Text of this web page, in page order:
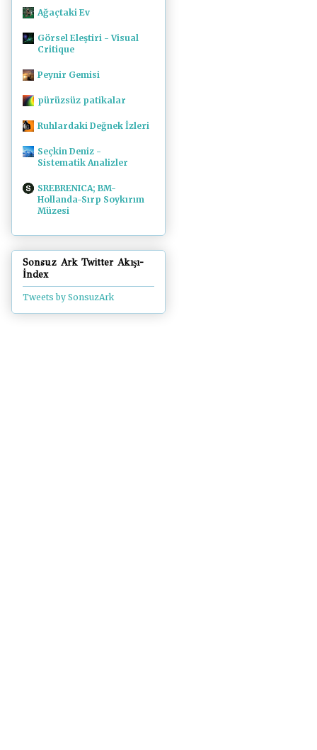
Ağaçtaki Ev
Görsel Eleştiri - Visual
Critique
Peynir Gemisi
pürüzsüz patikalar
Ruhlardaki Değnek İzleri
Seçkin Deniz -
Sistematik Analizler
SREBRENICA; BM-
Hollanda-Sırp Soykırım
Müzesi
Sonsuz Ark Twitter Akışı-
İndex
Tweets by SonsuzArk